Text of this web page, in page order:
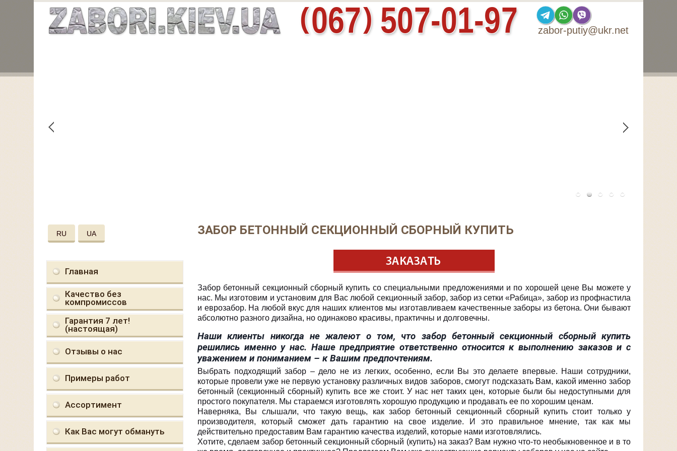
(067) 507-01-97 zabor-putiy@ukr.net
RU UA
Главная
Качество без
компромиссов
Гарантия 7 лет!
(настоящая)
Отзывы о нас
Примеры работ
Ассортимент
Как Вас могут обмануть
ЗАБОР БЕТОННЫЙ СЕКЦИОННЫЙ СБОРНЫЙ КУПИТЬ
Забор бетонный секционный сборный купить со специальными предложениями и по хорошей цене Вы можете у
нас. Мы изготовим и установим для Вас любой секционный забор, забор из сетки «Рабица», забор из профнастила
и еврозабор. На любой вкус для наших клиентов мы изготавливаем качественные заборы из бетона. Они бывают
абсолютно разного дизайна, но одинаково красивы, практичны и долговечны.
Наши клиенты никогда не жалеют о том, что забор бетонный секционный сборный купить
решились именно у нас. Наше предприятие ответственно относится к выполнению заказов и с
уважением и пониманием – к Вашим предпочтениям.
Выбрать подходящий забор – дело не из легких, особенно, если Вы это делаете впервые. Наши сотрудники,
которые провели уже не первую установку различных видов заборов, смогут подсказать Вам, какой именно забор
бетонный (секционный сборный) купить все же стоит. У нас нет таких цен, которые были бы недоступными для
простого покупателя. Мы стараемся изготовлять хорошую продукцию и продавать ее по хорошим ценам.
Наверняка, Вы слышали, что такую вещь, как забор бетонный секционный сборный купить стоит только у
производителя, который сможет дать гарантию на свое изделие. И это правильное мнение, так как мы
действительно предоставим Вам гарантию качества изделий, которые нами изготовлялись.
Хотите, сделаем забор бетонный секционный сборный (купить) на заказ? Вам нужно что-то необыкновенное и в то